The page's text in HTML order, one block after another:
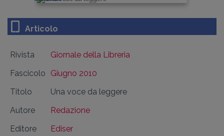
Articolo
Rivista
Giornale della Libreria
Fascicolo
Giugno 2010
Titolo
Una voce da leggere
Autore
Redazione
Editore
Ediser